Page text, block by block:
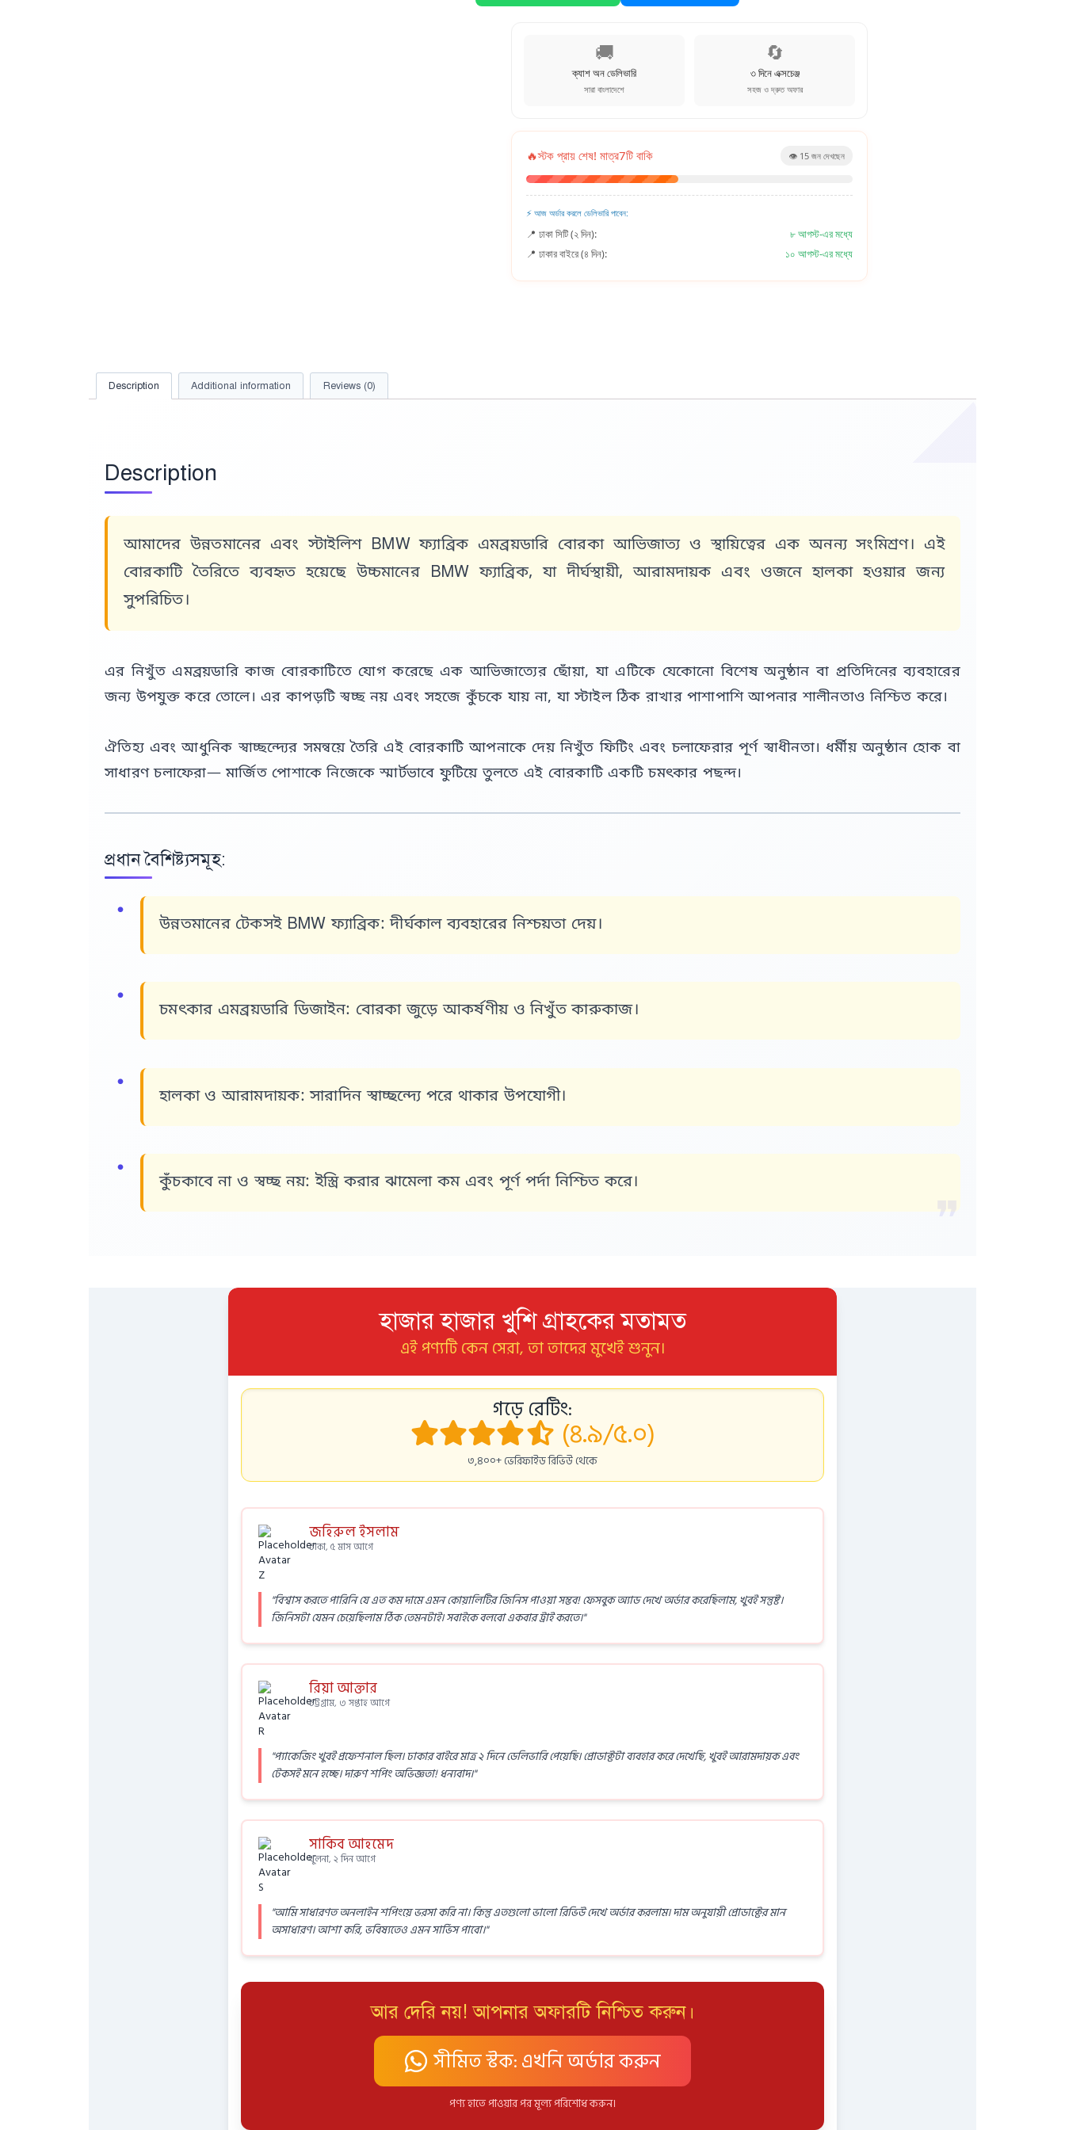
🚚
ক্যাশ অন ডেলিভারি
সারা বাংলাদেশে
🔄
৩ দিনে এক্সচেঞ্জ
সহজ ও দ্রুত অফার
🔥স্টক প্রায় শেষ! মাত্র7টি বাকি 👁️ 15 জন দেখছেন
⚡ আজ অর্ডার করলে ডেলিভারি পাবেন:
📍 ঢাকা সিটি (২ দিন):
৮ আগস্ট-এর মধ্যে
📍 ঢাকার বাইরে (৪ দিন):
১০ আগস্ট-এর মধ্যে
Description Additional information Reviews (0)
Description
আমাদের উন্নতমানের এবং স্টাইলিশ BMW ফ্যাব্রিক এমব্রয়ডারি বোরকাআভিজাত্য ও স্থায়িত্বের এক অনন্য সংমিশ্রণ। এই
বোরকাটি তৈরিতে ব্যবহৃত হয়েছে উচ্চমানের BMW ফ্যাব্রিক, যা দীর্ঘস্থায়ী, আরামদায়ক এবং ওজনে হালকা হওয়ার জন্য
সুপরিচিত।
এর নিখুঁত এমব্রয়ডারি কাজ বোরকাটিতে যোগ করেছে এক আভিজাত্যের ছোঁয়া, যা এটিকে যেকোনো বিশেষ অনুষ্ঠান বা প্রতিদিনের ব্যবহারের
জন্য উপযুক্ত করে তোলে। এর কাপড়টি স্বচ্ছ নয় এবং সহজে কুঁচকে যায় না, যা স্টাইল ঠিক রাখার পাশাপাশি আপনার শালীনতাও নিশ্চিত করে।
ঐতিহ্য এবং আধুনিক স্বাচ্ছন্দ্যের সমন্বয়ে তৈরি এই বোরকাটি আপনাকে দেয় নিখুঁত ফিটিং এবং চলাফেরার পূর্ণ স্বাধীনতা। ধর্মীয় অনুষ্ঠান হোক বা
সাধারণ চলাফেরা— মার্জিত পোশাকে নিজেকে স্মার্টভাবে ফুটিয়ে তুলতে এই বোরকাটি একটি চমৎকার পছন্দ।
প্রধান বৈশিষ্ট্যসমূহ:
উন্নতমানের টেকসই BMW ফ্যাব্রিক: দীর্ঘকাল ব্যবহারের নিশ্চয়তা দেয়।
চমৎকার এমব্রয়ডারি ডিজাইন: বোরকা জুড়ে আকর্ষণীয় ও নিখুঁত কারুকাজ।
হালকা ও আরামদায়ক: সারাদিন স্বাচ্ছন্দ্যে পরে থাকার উপযোগী।
কুঁচকাবে না ও স্বচ্ছ নয়: ইস্ত্রি করার ঝামেলা কম এবং পূর্ণ পর্দা নিশ্চিত করে।
হাজার হাজার খুশি গ্রাহকের মতামত
এই পণ্যটি কেন সেরা, তা তাদের মুখেই শুনুন।
গড়ে রেটিং:
(৪.৯/৫.০)
৩,৪০০+ ভেরিফাইড রিভিউ থেকে
জহিরুল ইসলাম
ঢাকা, ৫ মাস আগে
"বিশ্বাস করতে পারিনি যে এত কম দামে এমন কোয়ালিটির জিনিস পাওয়া সম্ভব! ফেসবুক অ্যাড দেখে অর্ডার করেছিলাম, খুবই সন্তুষ্ট।
জিনিসটা যেমন চেয়েছিলাম ঠিক তেমনটাই। সবাইকে বলবো একবার ট্রাই করতে।"
রিয়া আক্তার
চট্টগ্রাম, ৩ সপ্তাহ আগে
"প্যাকেজিং খুবই প্রফেশনাল ছিল। ঢাকার বাইরে মাত্র ২ দিনে ডেলিভারি পেয়েছি। প্রোডাক্টটা ব্যবহার করে দেখেছি, খুবই আরামদায়ক এবং
টেকসই মনে হচ্ছে। দারুণ শপিং অভিজ্ঞতা! ধন্যবাদ।"
সাকিব আহমেদ
খুলনা, ২ দিন আগে
"আমি সাধারণত অনলাইন শপিংয়ে ভরসা করি না। কিন্তু এতগুলো ভালো রিভিউ দেখে অর্ডার করলাম। দাম অনুযায়ী প্রোডাক্টের মান
অসাধারণ। আশা করি, ভবিষ্যতেও এমন সার্ভিস পাবো।"
আর দেরি নয়! আপনার অফারটি নিশ্চিত করুন।
সীমিত স্টক: এখনি অর্ডার করুন
পণ্য হাতে পাওয়ার পর মূল্য পরিশোধ করুন।